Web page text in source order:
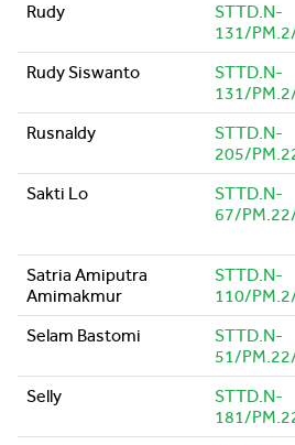
Rudy
STTD.N-
131/
Rudy Siswanto
STTD.N-
131/
Rusnaldy
STTD.N-
205/
Sakti Lo
STTD.N-
67/
Satria Amiputra
Amimakmur
STTD.N-
110/
Selam Bastomi
STTD.N-
51/
Selly
STTD.N-
181/